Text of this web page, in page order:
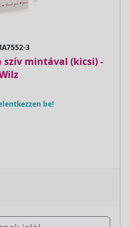
3
mintával (kicsi) -
be!